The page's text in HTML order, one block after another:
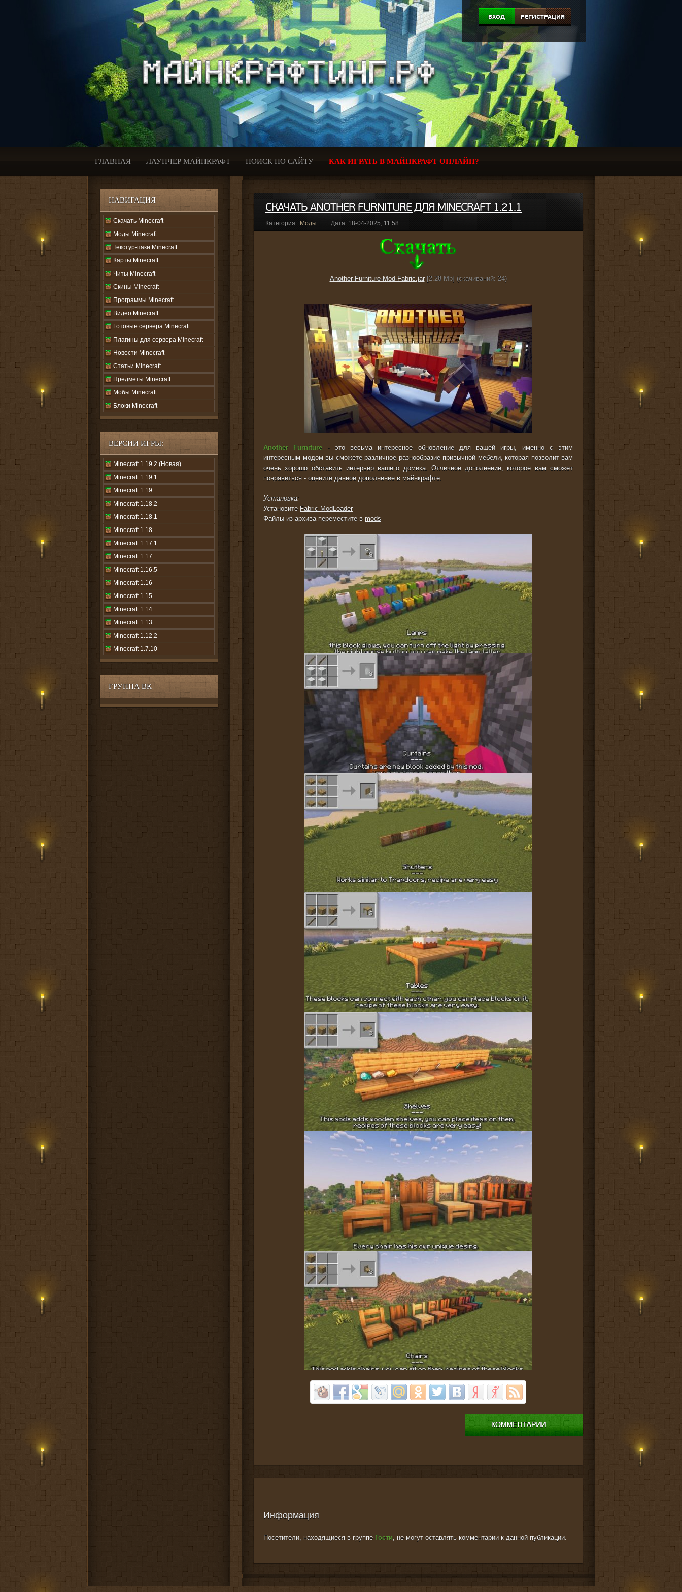
ВХОД РЕГИСТРАЦИЯ
ГЛАВНАЯ ЛАУНЧЕР МАЙНКРАФТ ПОИСК ПО САЙТУ КАК ИГРАТЬ В МАЙНКРАФТ ОНЛАЙН?
НАВИГАЦИЯ
Скачать Minecraft
Моды Minecraft
Текстур-паки Minecraft
Карты Minecraft
Читы Minecraft
Скины Minecraft
Программы Minecraft
Видео Minecraft
Готовые сервера Minecraft
Плагины для сервера Minecraft
Новости Minecraft
Статьи Minecraft
Предметы Minecraft
Мобы Minecraft
Блоки Minecraft
ВЕРСИИ ИГРЫ:
Minecraft 1.19.2 (Новая)
Minecraft 1.19.1
Minecraft 1.19
Minecraft 1.18.2
Minecraft 1.18.1
Minecraft 1.18
Minecraft 1.17.1
Minecraft 1.17
Minecraft 1.16.5
Minecraft 1.16
Minecraft 1.15
Minecraft 1.14
Minecraft 1.13
Minecraft 1.12.2
Minecraft 1.7.10
ГРУППА ВК
СКАЧАТЬ ANOTHER FURNITURE ДЛЯ MINECRAFT 1.21.1
Категория: Моды Дата: 18-04-2025, 11:58
Another-Furniture-Mod-Fabric.jar[2.28 Mb] (cкачиваний: 24)
Another Furniture - это весьма интересное обновление для вашей игры, именно с этим
интересным модом вы сможете различное разнообразие привычной мебели, которая позволит вам
очень хорошо обставить интерьер вашего домика. Отличное дополнение, которое вам сможет
понравиться - оцените данное дополнение в майнкрафте.
Установка:
Установите Fabric ModLoader
Файлы из архива переместите в mods
Информация
Посетители, находящиеся в группе Гости, не могут оставлять комментарии к данной публикации.